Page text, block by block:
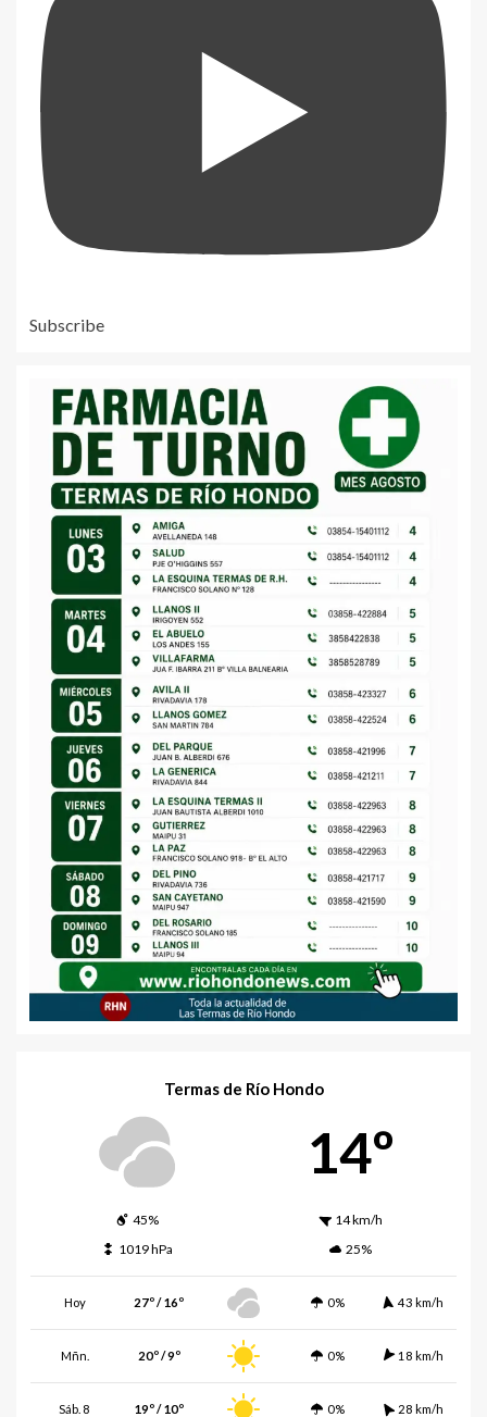
Subscribe
Termas de Río Hondo
14º
45%
14 km/h
1019 hPa
25%
Hoy 27º / 16º 0% 43 km/h
Mñn. 20º / 9º 0% 18 km/h
Sáb. 8 19º / 10º 0% 28 km/h